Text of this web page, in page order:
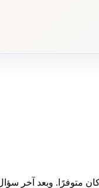
متوفرًا. وبعد آخر سؤال